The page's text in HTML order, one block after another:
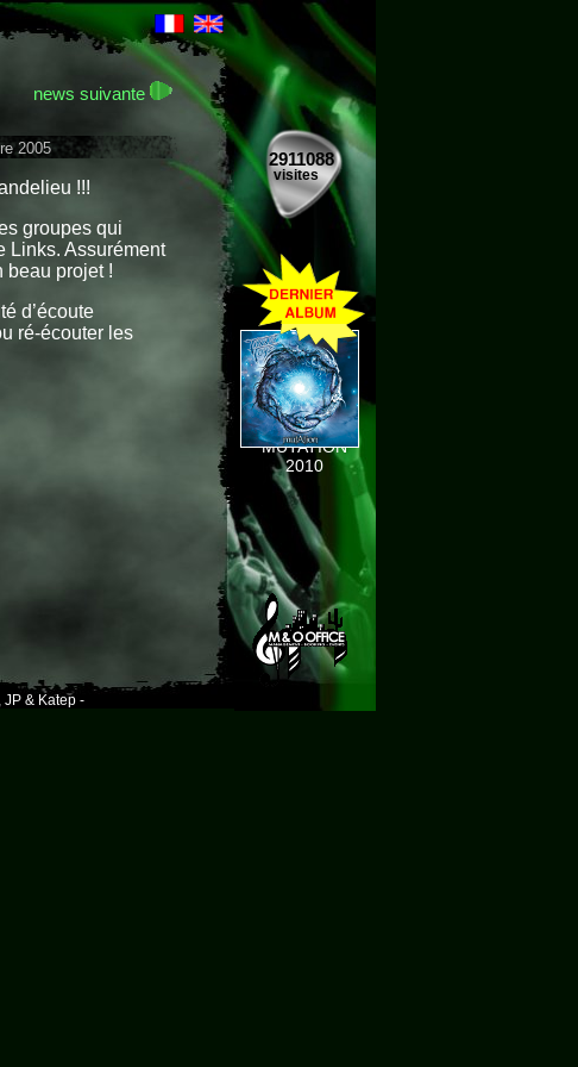
2911088
visites
MUTATION
2010
news suivante
2005
!!!
groupes qui
Links. Assurément
beau projet !
d’écoute
ré-écouter les
& Katep -